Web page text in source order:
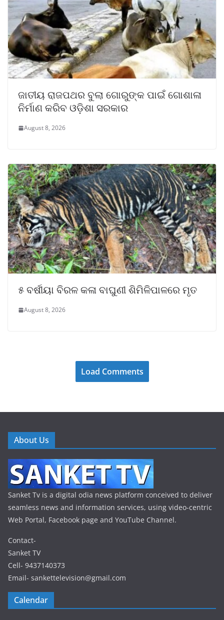
ଜାତୀୟ ରାଜପଥର ବୁଲା ଗୋରୁଙ୍କ ପାଇଁ ଗୋଶାଳା
ନିର୍ମାଣ କରିବ ଓଡ଼ିଶା ସରକାର
August 8, 2026
୫ ବର୍ଷୀୟା ବିରଳ କଳା ବାଘୁଣୀ ଶିମିଳିପାଳରେ ମୃତ
August 8, 2026
Load Comments
About Us
Sanket Tv is a digital odia news platform conceived to deliver
seamless news and information services, using video-centric
Web Portal, Facebook page and YouTube Channel.
Contact-
Sanket TV
Cell- 9437140373
Email- sankettelevision@gmail.com
Calendar